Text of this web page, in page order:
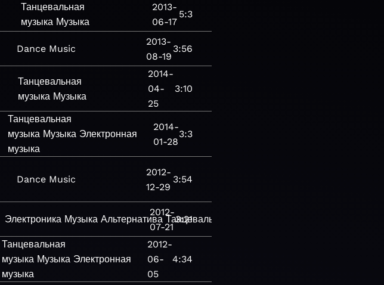
Танцевальная
музыка Музыка
2013-
06-17
5:3
Dance Music
2013-
08-19
3:56
Танцевальная
музыка Музыка
2014-
04-
25
3:10
Танцевальная
музыка Музыка Электронная
музыка
2014-
01-28
3:3
Dance Music
2012-
12-29
3:54
Электроника Музыка Альтернатива Танцевальная
2012-
07-21
3:21
Танцевальная
музыка Музыка Электронная
музыка
2012-
06-
05
4:34